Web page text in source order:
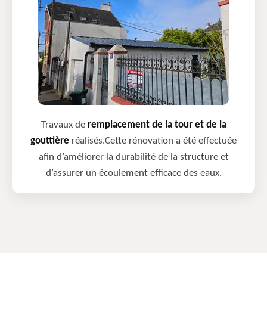
Travaux de remplacement de la tour et de la
gouttière réalisés.Cette rénovation a été effectuée
afin d’améliorer la durabilité de la structure et
d’assurer un écoulement efficace des eaux.